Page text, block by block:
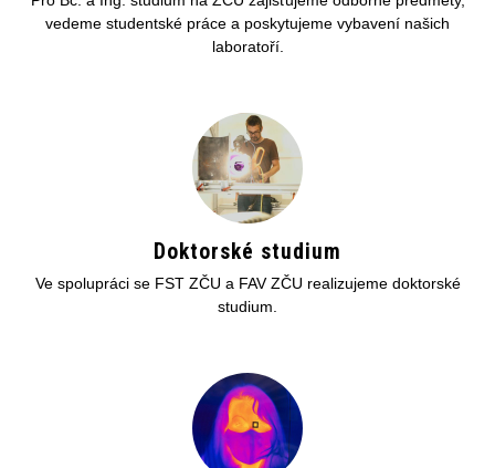
vedeme studentské práce a poskytujeme vybavení našich
laboratoří.
Doktorské studium
Ve spolupráci se FST ZČU a FAV ZČU realizujeme doktorské
studium.